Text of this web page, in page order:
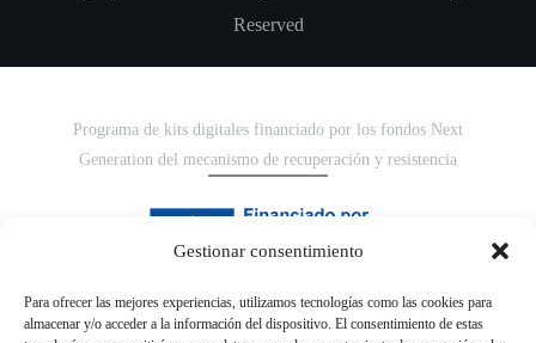
Gestionar consentimiento
Para ofrecer las mejores experiencias, utilizamos tecnologías como las cookies para
almacenar y/o acceder a la información del dispositivo. El consentimiento de estas
Reserved
Programa de kits digitales financiado por los fondos Next
Generation del mecanismo de recuperación y resistencia